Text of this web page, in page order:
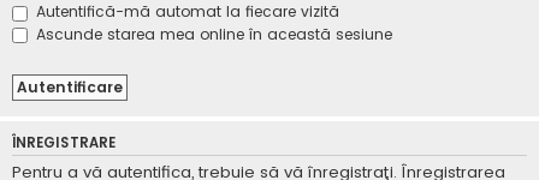
Autentifică-mă automat la fiecare vizită
Ascunde starea mea online în această sesiune
ÎNREGISTRARE
Pentru a vă autentifica, trebuie să vă înregistraţi. Înregistrarea